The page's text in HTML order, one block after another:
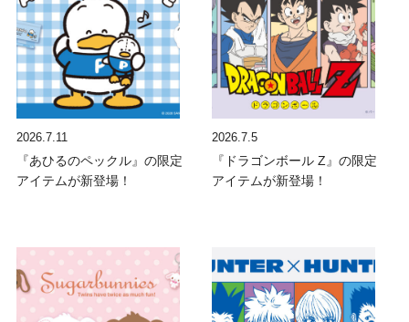
2026.7.11
『あひるのペックル』の限定
アイテムが新登場！
2026.7.5
『ドラゴンボール Z』の限定
アイテムが新登場！